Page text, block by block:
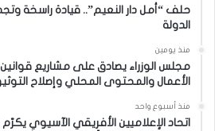
حلف “أمل دار النعيم”.. قيادة راسخة
الدولة
منذ يومين
مجلس الوزراء يصادق على مشاريع قوانين
الأعمال والمحتوى المحلي وإصلاح
منذ أسبوع واحد
اتحاد الإعلاميين الأفريقي الآسيوي